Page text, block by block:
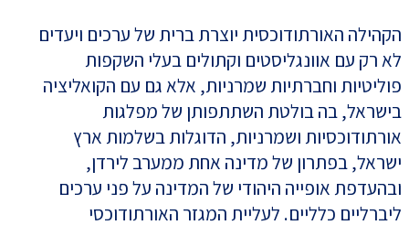
הקהילה האורתודוכסית יוצרת ברית של ערכים ויעדים
לא רק עם אוונגליסטים וקתולים בעלי השקפות
פוליטיות וחברתיות שמרניות, אלא גם עם הקואליציה
בישראל, בה בולטת השתתפותן של מפלגות
אורתודוכסיות ושמרניות, הדוגלות בשלמות ארץ
ישראל, בפתרון של מדינה אחת ממערב לירדן,
ובהעדפת אופייה היהודי של המדינה על פני ערכים
ליברליים כלליים. לעליית המגזר האורתודוכסי